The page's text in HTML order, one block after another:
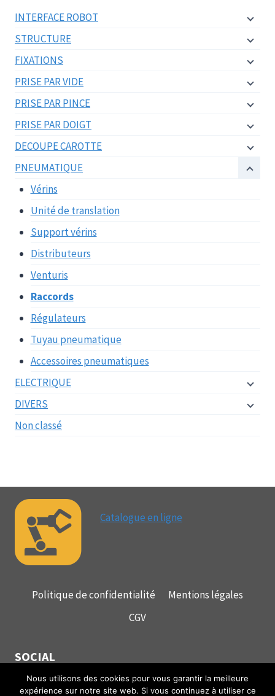
INTERFACE ROBOT
STRUCTURE
FIXATIONS
PRISE PAR VIDE
PRISE PAR PINCE
PRISE PAR DOIGT
DECOUPE CAROTTE
PNEUMATIQUE
Vérins
Unité de translation
Support vérins
Distributeurs
Venturis
Raccords
Régulateurs
Tuyau pneumatique
Accessoires pneumatiques
ELECTRIQUE
DIVERS
Non classé
Catalogue en ligne
Politique de confidentialité
Mentions légales
CGV
SOCIAL
Nous utilisons des cookies pour vous garantir la meilleure
expérience sur notre site web. Si vous continuez à utiliser ce